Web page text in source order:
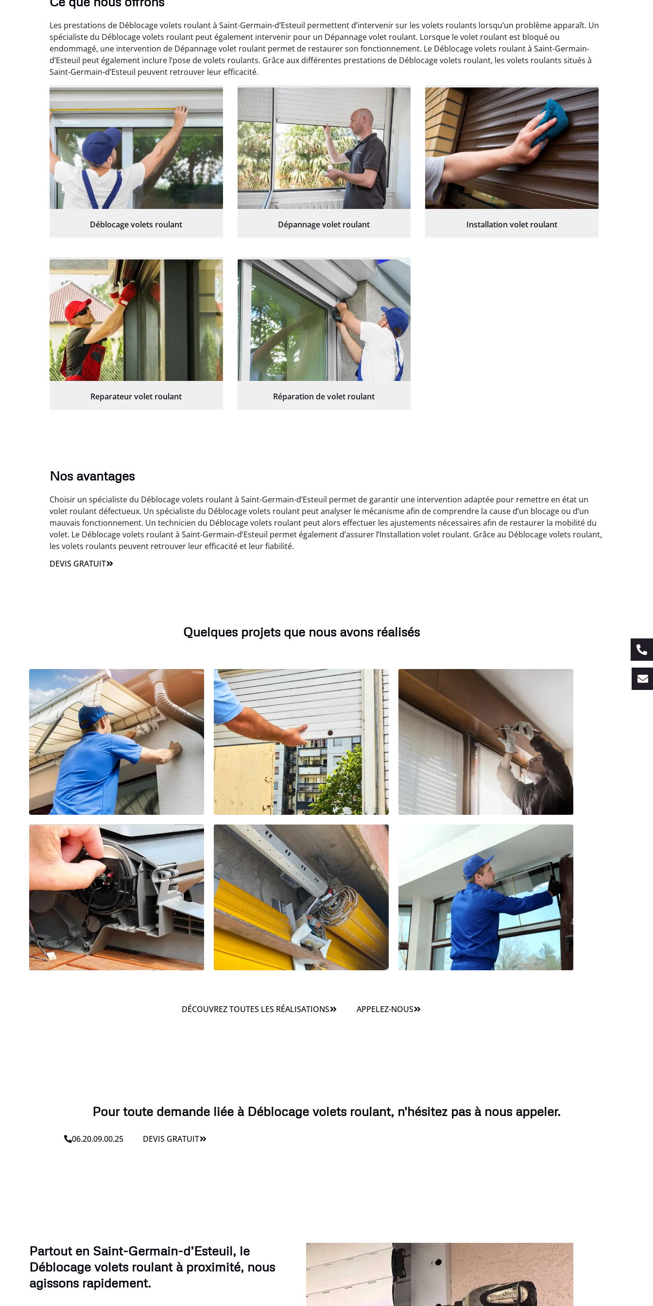
Les prestations de Déblocage volets roulant à Saint-Germain-d’Esteuil permettent d’intervenir sur les volets roulants lorsqu’un problème apparaît. Un
spécialiste du Déblocage volets roulant peut également intervenir pour un Dépannage volet roulant. Lorsque le volet roulant est bloqué ou
endommagé, une intervention de Dépannage volet roulant permet de restaurer son fonctionnement. Le Déblocage volets roulant à Saint-Germain-
d’Esteuil peut également inclure l’pose de volets roulants. Grâce aux différentes prestations de Déblocage volets roulant, les volets roulants situés à
Saint-Germain-d’Esteuil peuvent retrouver leur efficacité.
Déblocage volets roulant Dépannage volet roulant Installation volet roulant
Reparateur volet roulant Réparation de volet roulant
Nos avantages
Choisir un spécialiste du Déblocage volets roulant à Saint-Germain-d’Esteuil permet de garantir une intervention adaptée pour remettre en état un
volet roulant défectueux. Un spécialiste du Déblocage volets roulant peut analyser le mécanisme afin de comprendre la cause d’un blocage ou d’un
mauvais fonctionnement. Un technicien du Déblocage volets roulant peut alors effectuer les ajustements nécessaires afin de restaurer la mobilité du
volet. Le Déblocage volets roulant à Saint-Germain-d’Esteuil permet également d’assurer l’Installation volet roulant. Grâce au Déblocage volets roulant,
les volets roulants peuvent retrouver leur efficacité et leur fiabilité.
DEVIS GRATUIT
Quelques projets que nous avons réalisés
DÉCOUVREZ TOUTES LES RÉALISATIONS APPELEZ-NOUS
Pour toute demande liée à Déblocage volets roulant, n'hésitez pas à nous appeler.
06.20.09.00.25 DEVIS GRATUIT
Partout en Saint-Germain-d’Esteuil, le
Déblocage volets roulant à proximité, nous
agissons rapidement.